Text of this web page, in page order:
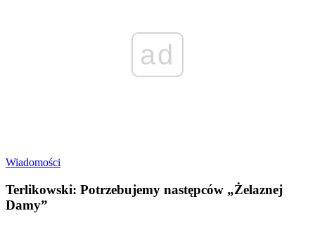
ad
Wiadomości
Terlikowski: Potrzebujemy następców „Żelaznej
Damy”